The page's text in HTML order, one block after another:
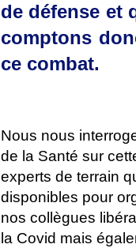
de défense et
comptons
ce combat.
Nous nous
de la Santé sur
experts de terrain
disponibles pour
nos collègues
la Covid mais